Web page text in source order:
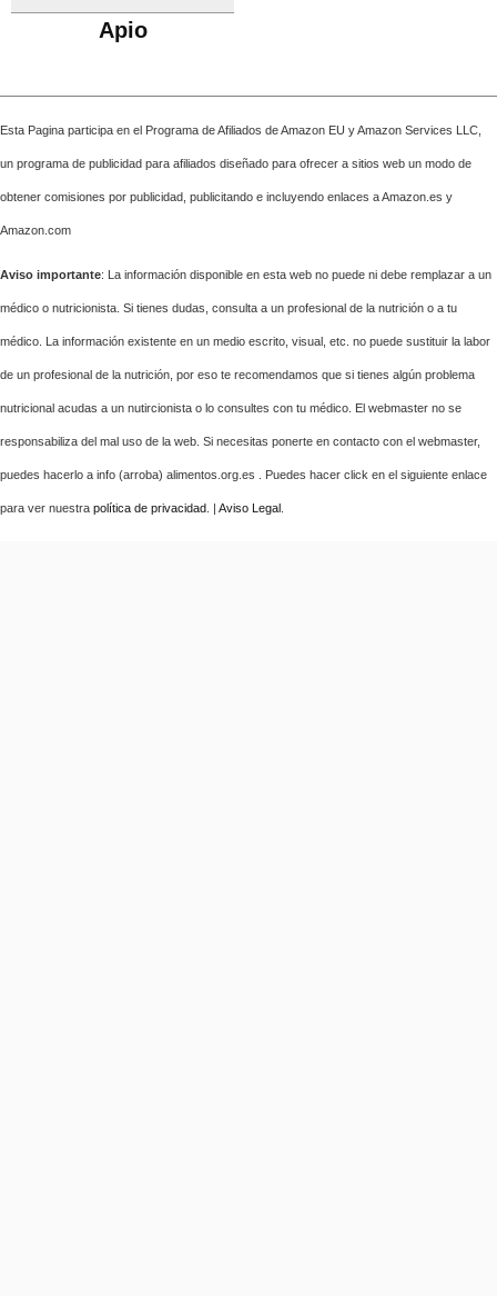
Apio
Esta Pagina participa en el Programa de Afiliados de Amazon EU y Amazon Services LLC,
un programa de publicidad para afiliados diseñado para ofrecer a sitios web un modo de
obtener comisiones por publicidad, publicitando e incluyendo enlaces a Amazon.es y
Amazon.com
Aviso importante: La información disponible en esta web no puede ni debe remplazar a un
médico o nutricionista. Si tienes dudas, consulta a un profesional de la nutrición o a tu
médico. La información existente en un medio escrito, visual, etc. no puede sustituir la labor
de un profesional de la nutrición, por eso te recomendamos que si tienes algún problema
nutricional acudas a un nutircionista o lo consultes con tu médico. El webmaster no se
responsabiliza del mal uso de la web. Si necesitas ponerte en contacto con el webmaster,
puedes hacerlo a info (arroba) alimentos.org.es . Puedes hacer click en el siguiente enlace
para ver nuestra política de privacidad . | Aviso Legal